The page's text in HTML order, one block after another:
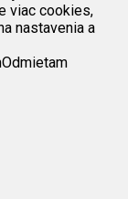
viac cookies,
nastavenia a
Odmietam